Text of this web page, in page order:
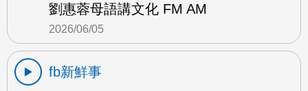
劉惠蓉母語講文化 FM AM
2026/06/05
fb新鮮事